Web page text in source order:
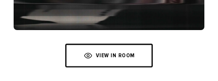
VIEW IN ROOM